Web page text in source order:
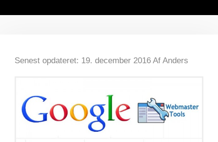
Senest opdateret: 19. december 2016 Af Anders